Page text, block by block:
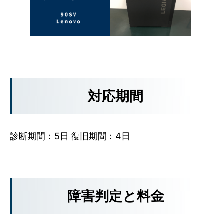
対応期間
診断期間：5日 復旧期間：4日
障害判定と料金